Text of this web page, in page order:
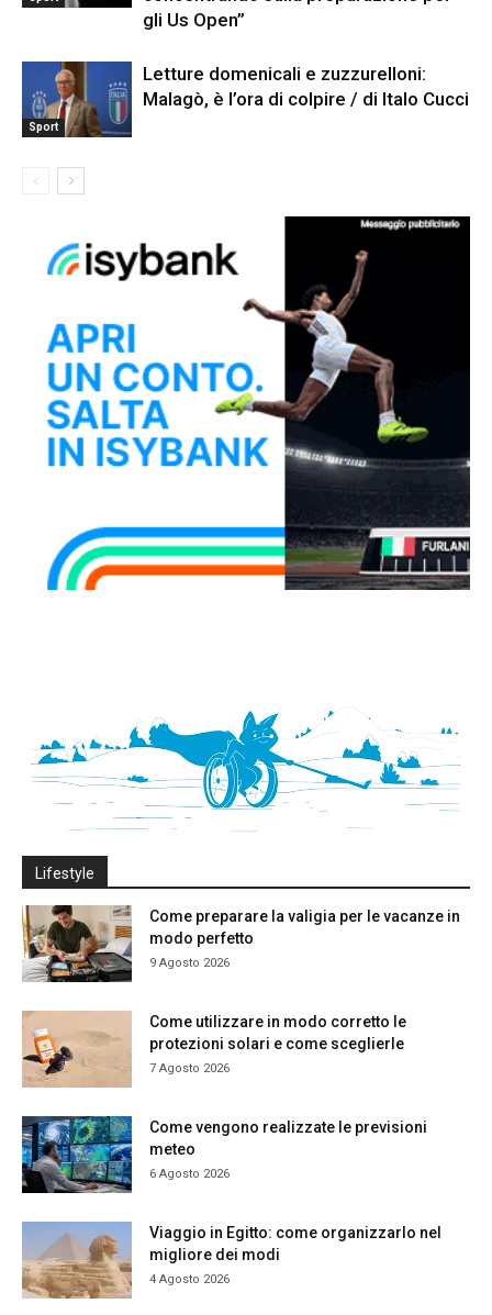
gli Us Open”
Sport
Letture domenicali e zuzzurelloni:
Malagò, è l’ora di colpire / di Italo Cucci
Lifestyle
Come preparare la valigia per le vacanze in
modo perfetto
9 Agosto 2026
Come utilizzare in modo corretto le
protezioni solari e come sceglierle
7 Agosto 2026
Come vengono realizzate le previsioni
meteo
6 Agosto 2026
Viaggio in Egitto: come organizzarlo nel
migliore dei modi
4 Agosto 2026